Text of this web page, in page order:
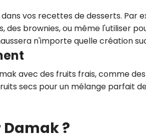
vos recettes de desserts. Par
des brownies, ou même l'utiliser
n'importe quelle création
avec des fruits frais, comme
secs pour un mélange parfait
?